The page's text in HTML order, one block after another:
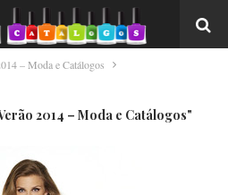
– Moda e Catálogos
2014 – Moda e Catálogos"